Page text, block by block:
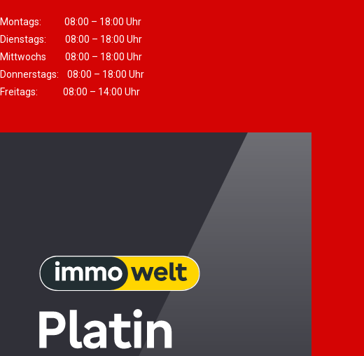
Montags: 08:00 – 18:00 Uhr
Dienstags: 08:00 – 18:00 Uhr
Mittwochs 08:00 – 18:00 Uhr
Donnerstags: 08:00 – 18:00 Uhr
Freitags: 08:00 – 14:00 Uhr